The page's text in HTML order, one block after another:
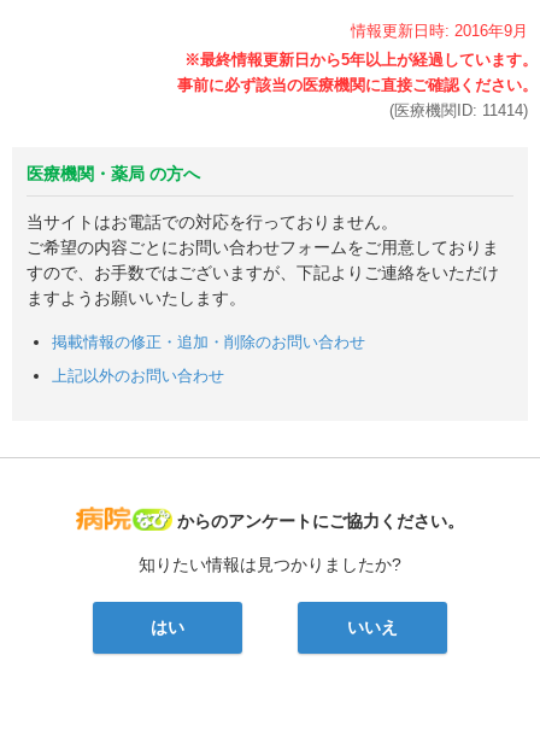
情報更新日時: 2016年9月
(医療機関ID: 11414)
医療機関・薬局 の方へ
当サイトはお電話での対応を行っておりません。
ご希望の内容ごとにお問い合わせフォームをご用意しておりま
すので、お手数ではございますが、下記よりご連絡をいただけ
ますようお願いいたします。
掲載情報の修正・追加・削除のお問い合わせ
上記以外のお問い合わせ
病院なび
からのアンケートにご協力ください。
知りたい情報は見つかりましたか?
はい いいえ